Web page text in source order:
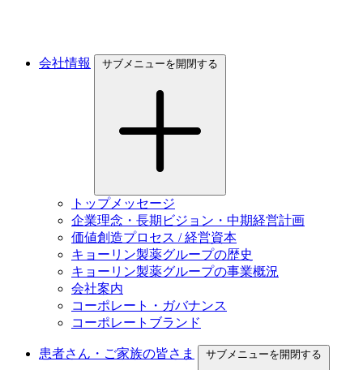
会社情報 サブメニューを開閉する
トップメッセージ
企業理念・長期ビジョン・中期経営計画
価値創造プロセス / 経営資本
キョーリン製薬グループの歴史
キョーリン製薬グループの事業概況
会社案内
コーポレート・ガバナンス
コーポレートブランド
患者さん・ご家族の皆さま サブメニューを開閉する